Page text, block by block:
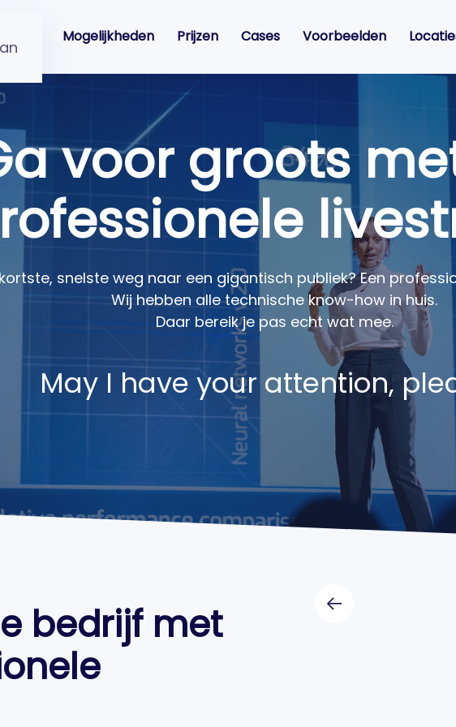
Mogelijkheden Prijzen Cases Voorbeelden
voor groots
snelste weg naar een gigantisch publiek? Een
Wij hebben alle technische know-how in huis.
Daar bereik je pas echt wat mee.
May I have your attention,
bedrijf met